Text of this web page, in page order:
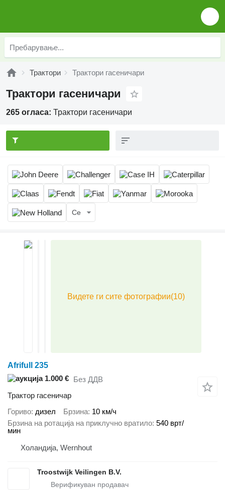
Трактори Трактори гасеничари
Трактори гасеничари
265 огласа: Трактори гасеничари
Се
Afrifull 235
1.000 € Без ДДВ
Трактор гасеничар
Гориво дизел Брзина 10 км/ч
Брзина на ротација на приклучно вратило 540 врт/
мин
Холандија, Wernhout
Troostwijk Veilingen B.V.